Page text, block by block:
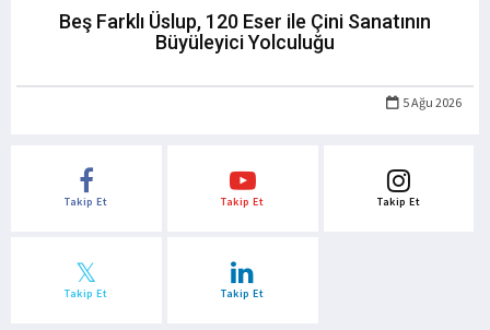
Beş Farklı Üslup, 120 Eser ile Çini Sanatının
Büyüleyici Yolculuğu
5 Ağu 2026
Takip Et Takip Et Takip Et
Takip Et Takip Et